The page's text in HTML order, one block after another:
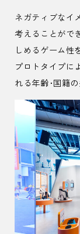
ネガティブなイ
考えることがで
しめるゲーム性
プロトタイプに
れる年齢・国籍